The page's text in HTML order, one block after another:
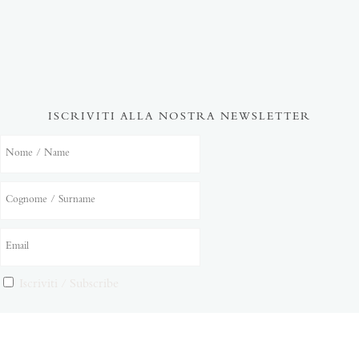
ISCRIVITI ALLA NOSTRA NEWSLETTER